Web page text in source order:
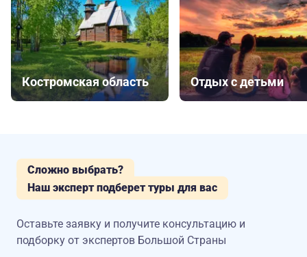
Костромская область Отдых с детьми
Сложно выбрать?
Наш эксперт подберет туры для вас
Оставьте заявку и получите консультацию и
подборку от экспертов Большой Страны